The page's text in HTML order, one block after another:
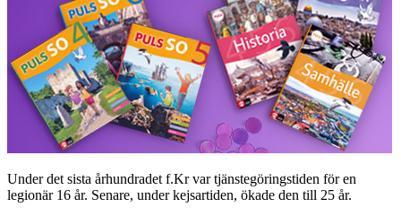
Under det sista århundradet f.Kr var tjänstegöringstiden för en
legionär 16 år. Senare, under kejsartiden, ökade den till 25 år.